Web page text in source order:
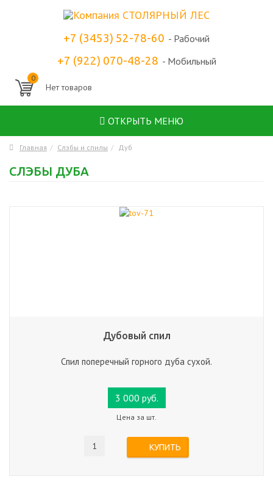
+7 (3453) 52-78-60 - Рабочий
+7 (922) 070-48-28 - Мобильный
0
ОТКРЫТЬ МЕНЮ
Главная Слэбы и спилы Дуб
СЛЭБЫ ДУБА
Дубовый спил
Спил поперечный горного дуба сухой.
3 000 руб.
Цена за шт.